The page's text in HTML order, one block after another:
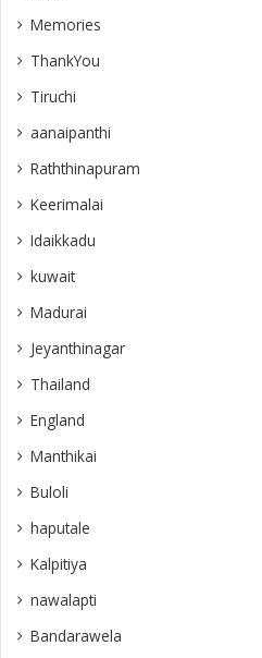
Memories
ThankYou
Tiruchi
aanaipanthi
Raththinapuram
Keerimalai
Idaikkadu
kuwait
Madurai
Jeyanthinagar
Thailand
England
Manthikai
Buloli
haputale
Kalpitiya
nawalapti
Bandarawela